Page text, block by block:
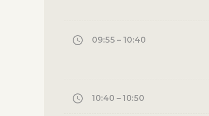
09:55 – 10:40
10:40 – 10:50